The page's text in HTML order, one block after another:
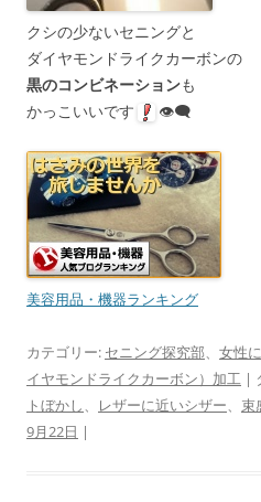
クシの少ないセニングと
ダイヤモンドライクカーボンの
黒のコンビネーションも
かっこいいです
👁‍🗨
美容用品・機器ランキング
カテゴリー: セニング探究部、 女性
イヤモンドライクカーボン）加工 |
トぼかし、 レザーに近いシザー、 束
9月22日 |